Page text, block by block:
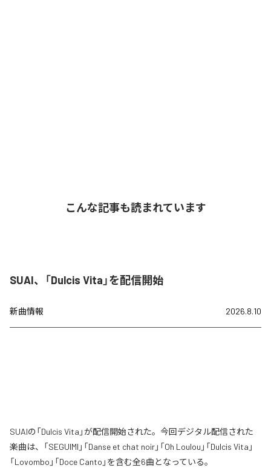
こんな記事も読まれています
SUAI、「Dulcis Vita」を配信開始
新曲情報 2026.8.10
SUAIの「Dulcis Vita」が配信開始された。今回デジタル配信された
楽曲は、「SEGUIMI」「Danse et chat noir」「Oh Loulou」「Dulcis Vita」
「Lovombo」「Doce Canto」を含む全6曲となっている。